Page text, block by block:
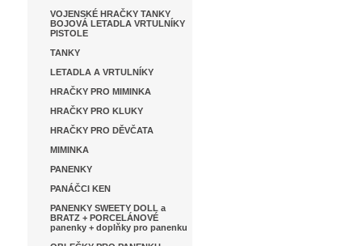
VOJENSKÉ HRAČKY TANKY
BOJOVÁ LETADLA VRTULNÍKY
PISTOLE
TANKY
LETADLA A VRTULNÍKY
HRAČKY PRO MIMINKA
HRAČKY PRO KLUKY
HRAČKY PRO DĚVČATA
MIMINKA
PANENKY
PANÁČCI KEN
PANENKY SWEETY DOLL a
BRATZ + PORCELÁNOVÉ
panenky + doplňky pro panenku